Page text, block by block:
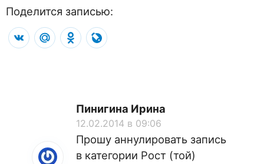
Поделится записью:
VK Mail.RuOdnoklassniki
Пинигина Ирина
12.02.2014 в 09:06
Прошу аннулировать запись
в категории Рост (той)